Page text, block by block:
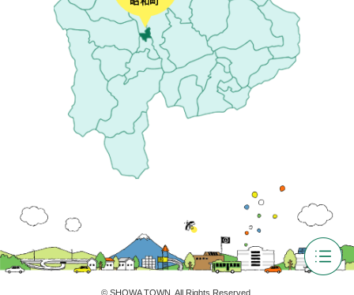
© SHOWA TOWN . All Rights Reserved.